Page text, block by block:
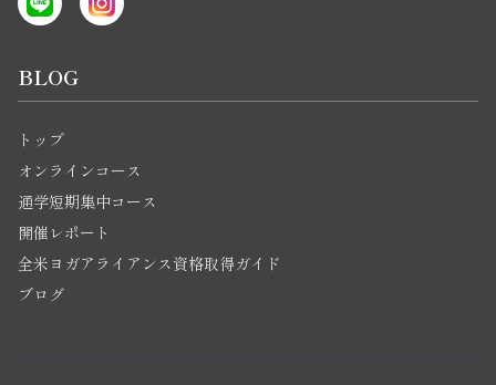
BLOG
トップ
オンラインコース
通学短期集中コース
開催レポート
全米ヨガアライアンス資格取得ガイド
ブログ